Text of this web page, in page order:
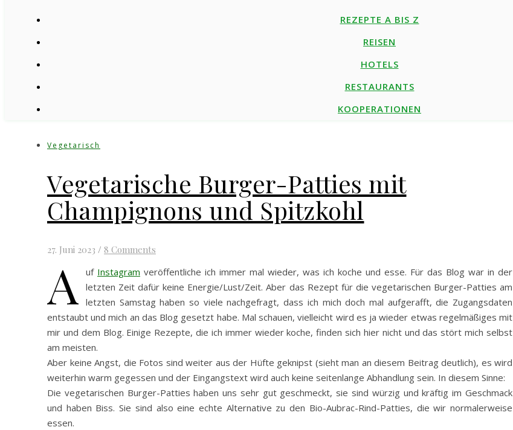
REZEPTE A BIS Z
REISEN
HOTELS
RESTAURANTS
KOOPERATIONEN
Vegetarisch
Vegetarische Burger-Patties mit
Champignons und Spitzkohl
27. Juni 2023 / 8 Comments
A uf Instagram veröffentliche ich immer mal wieder, was ich koche und esse. Für das Blog war in der
letzten Zeit dafür keine Energie/Lust/Zeit. Aber das Rezept für die vegetarischen Burger-Patties am
letzten Samstag haben so viele nachgefragt, dass ich mich doch mal aufgerafft, die Zugangsdaten
entstaubt und mich an das Blog gesetzt habe. Mal schauen, vielleicht wird es ja wieder etwas regelmäßiges mit
mir und dem Blog. Einige Rezepte, die ich immer wieder koche, finden sich hier nicht und das stört mich selbst
am meisten.
Aber keine Angst, die Fotos sind weiter aus der Hüfte geknipst (sieht man an diesem Beitrag deutlich), es wird
weiterhin warm gegessen und der Eingangstext wird auch keine seitenlange Abhandlung sein. In diesem Sinne:
Die vegetarischen Burger-Patties haben uns sehr gut geschmeckt, sie sind würzig und kräftig im Geschmack
und haben Biss. Sie sind also eine echte Alternative zu den Bio-Aubrac-Rind-Patties, die wir normalerweise
essen.